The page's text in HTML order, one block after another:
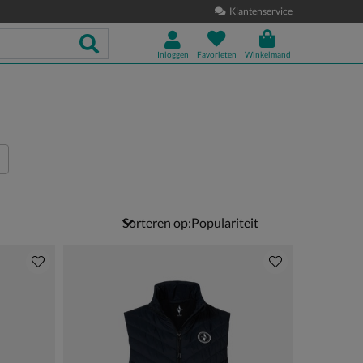
Klantenservice
Inloggen Favorieten Winkelmand
Sorteren op: